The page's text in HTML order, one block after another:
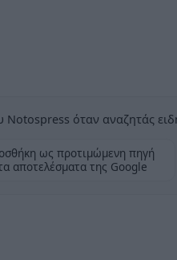
όταν αναζητάς
ως προτιμώμενη πηγή
αποτελέσματα της Google